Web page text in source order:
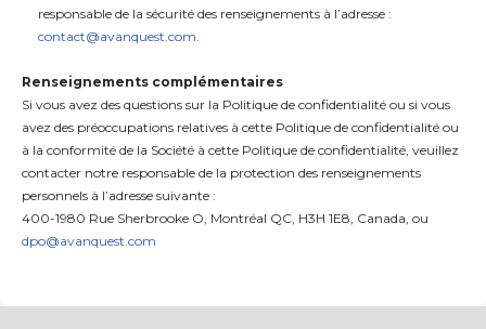
responsable de la sécurité des renseignements à l’adresse :
contact@avanquest.com
Renseignements complémentaires
Si vous avez des questions sur la Politique de confidentialité ou si vous
avez des préoccupations relatives à cette Politique de confidentialité ou
à la conformité de la Société à cette Politique de confidentialité, veuillez
contacter notre responsable de la protection des renseignements
personnels à l’adresse suivante :
400-1980 Rue Sherbrooke O, Montréal QC, H3H 1E8, Canada, ou
dpo@avanquest.com